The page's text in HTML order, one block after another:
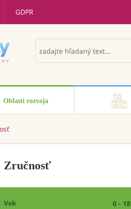
GDPR
Oblasti rozvoja
Zručnosť
Vek 0 - 18